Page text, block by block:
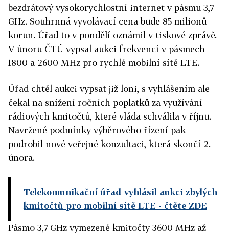
bezdrátový vysokorychlostní internet v pásmu 3,7
GHz. Souhrnná vyvolávací cena bude 85 milionů
korun. Úřad to v pondělí oznámil v tiskové zprávě.
V únoru ČTÚ vypsal aukci frekvencí v pásmech
1800 a 2600 MHz pro rychlé mobilní sítě LTE.
Úřad chtěl aukci vypsat již loni, s vyhlášením ale
čekal na snížení ročních poplatků za využívání
rádiových kmitočtů, které vláda schválila v říjnu.
Navržené podmínky výběrového řízení pak
podrobil nové veřejné konzultaci, která skončí 2.
února.
Telekomunikační úřad vyhlásil aukci zbylých
kmitočtů pro mobilní sítě LTE - čtěte ZDE
Pásmo 3,7 GHz vymezené kmitočty 3600 MHz až